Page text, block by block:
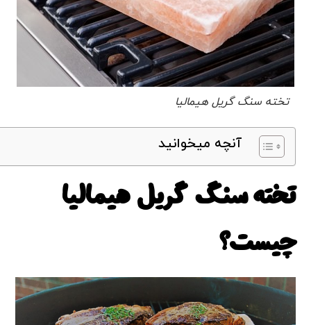
تخته سنگ گریل هیمالیا
آنچه میخوانید
تخته سنگ گریل هیمالیا
چیست؟